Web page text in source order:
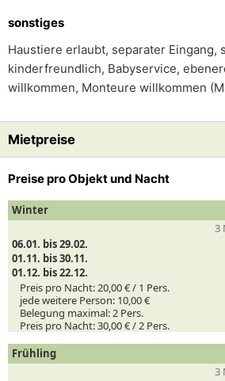
sonstiges
Haustiere erlaubt, separater Eingang,
kinderfreundlich, Babyservice,
willkommen, Monteure willkommen
Mietpreise
Preise pro Objekt und Nacht
Winter
3
06.01. bis 29.02.
01.11. bis 30.11.
01.12. bis 22.12.
Preis pro Nacht:20,00 € / 1 Pers.
jede weitere Person: 10,00 €
Belegung maximal:2 Pers.
Preis pro Nacht:30,00 € /2 Pers.
Frühling
3